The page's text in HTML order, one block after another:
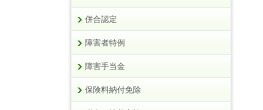
併合認定
障害者特例
障害手当金
保険料納付免除